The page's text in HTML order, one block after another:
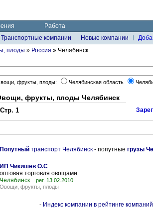
Работа
Транспортные компании Новые компании
плоды » Россия » Челябинск
фрукты, плоды: Челябинская область
фрукты, плоды Челябинск
Стр. 1
Попутный транспорт Челябинск - попутные грузы
ИП Чикишев О.С
оптовая торговля овощами
Челябинск
рег. 13.02.2010
Овощи, фрукты, плоды
- Индекс компании в рейтинге компаний